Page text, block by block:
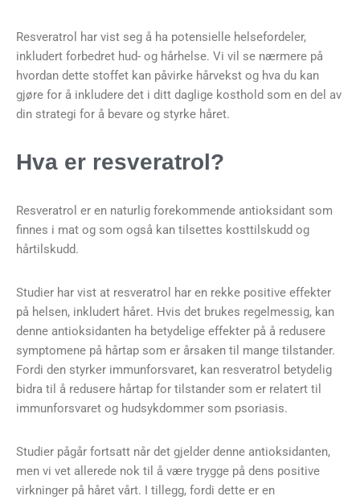
Resveratrol har vist seg å ha potensielle helsefordeler,
inkludert forbedret hud- og hårhelse. Vi vil se nærmere på
hvordan dette stoffet kan påvirke hårvekst og hva du kan
gjøre for å inkludere det i ditt daglige kosthold som en del av
din strategi for å bevare og styrke håret.
Hva er resveratrol?
Resveratrol er en naturlig forekommende antioksidant som
finnes i mat og som også kan tilsettes kosttilskudd og
hårtilskudd.
Studier har vist at resveratrol har en rekke positive effekter
på helsen, inkludert håret. Hvis det brukes regelmessig, kan
denne antioksidanten ha betydelige effekter på å redusere
symptomene på hårtap som er årsaken til mange tilstander.
Fordi den styrker immunforsvaret, kan resveratrol betydelig
bidra til å redusere hårtap for tilstander som er relatert til
immunforsvaret og hudsykdommer som psoriasis.
Studier pågår fortsatt når det gjelder denne antioksidanten,
men vi vet allerede nok til å være trygge på dens positive
virkninger på håret vårt. I tillegg, fordi dette er en